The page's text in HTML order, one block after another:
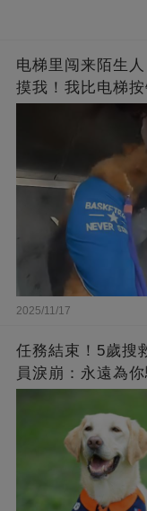
电梯里闯来陌生
摸我！我比电梯按
2025/11/17
任務結束！5歲搜
員淚崩：永遠為